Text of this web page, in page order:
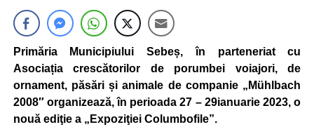
Primăria Municipiului Sebeș, în parteneriat cu
Asociația crescătorilor de porumbei voiajori, de
ornament, păsări și animale de companie „Mühlbach
2008″ organizează, în perioada 27 – 29ianuarie 2023, o
nouă ediţie a „Expoziţiei Columbofile”.